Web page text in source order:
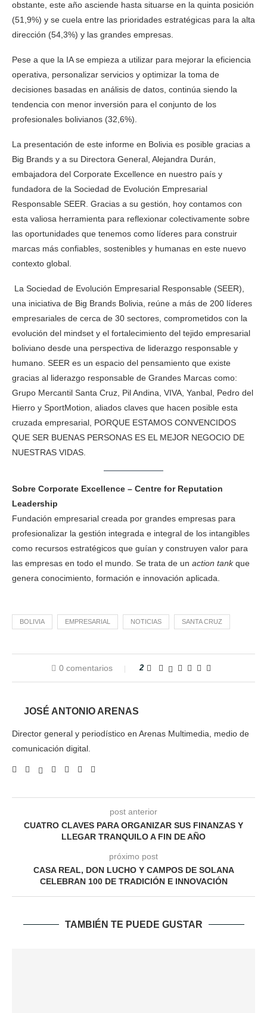
obstante, este año asciende hasta situarse en la quinta posición
(51,9%) y se cuela entre las prioridades estratégicas para la alta
dirección (54,3%) y las grandes empresas.
Pese a que la IA se empieza a utilizar para mejorar la eficiencia
operativa, personalizar servicios y optimizar la toma de
decisiones basadas en análisis de datos, continúa siendo la
tendencia con menor inversión para el conjunto de los
profesionales bolivianos (32,6%).
La presentación de este informe en Bolivia es posible gracias a
Big Brands y a su Directora General, Alejandra Durán,
embajadora del Corporate Excellence en nuestro país y
fundadora de la Sociedad de Evolución Empresarial
Responsable SEER. Gracias a su gestión, hoy contamos con
esta valiosa herramienta para reflexionar colectivamente sobre
las oportunidades que tenemos como líderes para construir
marcas más confiables, sostenibles y humanas en este nuevo
contexto global.
La Sociedad de Evolución Empresarial Responsable (SEER),
una iniciativa de Big Brands Bolivia, reúne a más de 200 líderes
empresariales de cerca de 30 sectores, comprometidos con la
evolución del mindset y el fortalecimiento del tejido empresarial
boliviano desde una perspectiva de liderazgo responsable y
humano. SEER es un espacio del pensamiento que existe
gracias al liderazgo responsable de Grandes Marcas como:
Grupo Mercantil Santa Cruz, Pil Andina, VIVA, Yanbal, Pedro del
Hierro y SportMotion, aliados claves que hacen posible esta
cruzada empresarial, PORQUE ESTAMOS CONVENCIDOS
QUE SER BUENAS PERSONAS ES EL MEJOR NEGOCIO DE
NUESTRAS VIDAS.
Sobre Corporate Excellence – Centre for Reputation
Leadership
Fundación empresarial creada por grandes empresas para
profesionalizar la gestión integrada e integral de los intangibles
como recursos estratégicos que guían y construyen valor para
las empresas en todo el mundo. Se trata de un action tankque
genera conocimiento, formación e innovación aplicada.
BOLIVIA EMPRESARIAL NOTICIAS SANTA CRUZ
0 comentarios 2
JOSÉ ANTONIO ARENAS
Director general y periodístico en Arenas Multimedia, medio de
comunicación digital.
post anterior
CUATRO CLAVES PARA ORGANIZAR SUS FINANZAS Y
LLEGAR TRANQUILO A FIN DE AÑO
próximo post
CASA REAL, DON LUCHO Y CAMPOS DE SOLANA
CELEBRAN 100 DE TRADICIÓN E INNOVACIÓN
TAMBIÉN TE PUEDE GUSTAR